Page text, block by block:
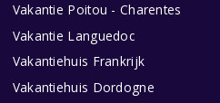
Vakantie Poitou - Charentes
Vakantie Languedoc
Vakantiehuis Frankrijk
Vakantiehuis Dordogne